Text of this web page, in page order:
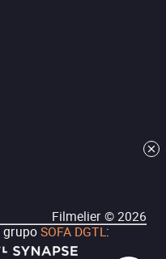
Filmelier ©2026
grupoSOFA DGTL: